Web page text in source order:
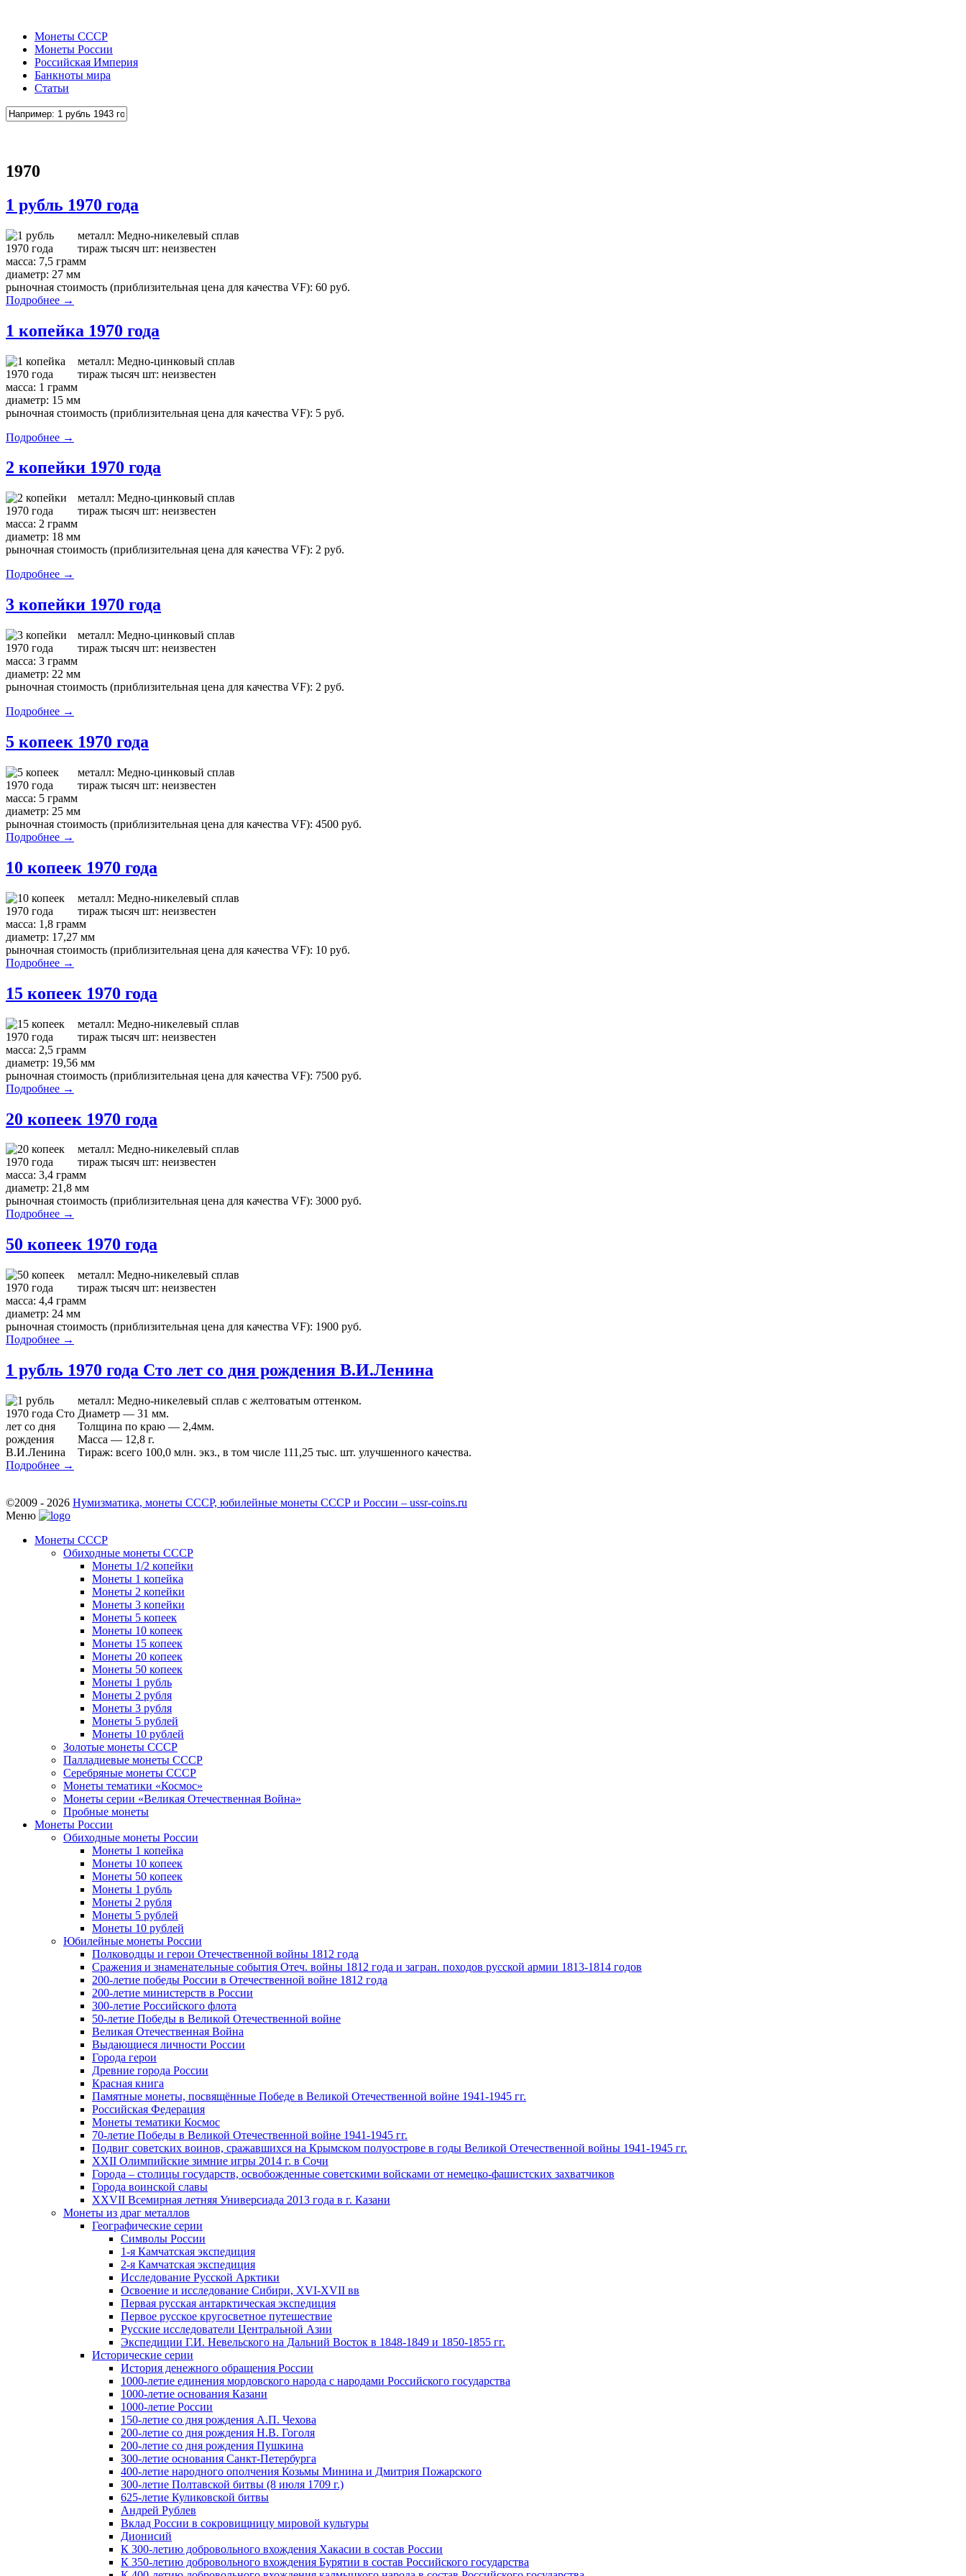
Монеты СССР
Монеты России
Российская Империя
Банкноты мира
Статьи
1970
1 рубль 1970 года
металл: Медно-никелевый сплав
тираж тысяч шт: неизвестен
масса: 7,5 грамм
диаметр: 27 мм
рыночная стоимость (приблизительная цена для качества VF): 60 руб.
Подробнее →
1 копейка 1970 года
металл: Медно-цинковый сплав
тираж тысяч шт: неизвестен
масса: 1 грамм
диаметр: 15 мм
рыночная стоимость (приблизительная цена для качества VF): 5 руб.
Подробнее →
2 копейки 1970 года
металл: Медно-цинковый сплав
тираж тысяч шт: неизвестен
масса: 2 грамм
диаметр: 18 мм
рыночная стоимость (приблизительная цена для качества VF): 2 руб.
Подробнее →
3 копейки 1970 года
металл: Медно-цинковый сплав
тираж тысяч шт: неизвестен
масса: 3 грамм
диаметр: 22 мм
рыночная стоимость (приблизительная цена для качества VF): 2 руб.
Подробнее →
5 копеек 1970 года
металл: Медно-цинковый сплав
тираж тысяч шт: неизвестен
масса: 5 грамм
диаметр: 25 мм
рыночная стоимость (приблизительная цена для качества VF): 4500 руб.
Подробнее →
10 копеек 1970 года
металл: Медно-никелевый сплав
тираж тысяч шт: неизвестен
масса: 1,8 грамм
диаметр: 17,27 мм
рыночная стоимость (приблизительная цена для качества VF): 10 руб.
Подробнее →
15 копеек 1970 года
металл: Медно-никелевый сплав
тираж тысяч шт: неизвестен
масса: 2,5 грамм
диаметр: 19,56 мм
рыночная стоимость (приблизительная цена для качества VF): 7500 руб.
Подробнее →
20 копеек 1970 года
металл: Медно-никелевый сплав
тираж тысяч шт: неизвестен
масса: 3,4 грамм
диаметр: 21,8 мм
рыночная стоимость (приблизительная цена для качества VF): 3000 руб.
Подробнее →
50 копеек 1970 года
металл: Медно-никелевый сплав
тираж тысяч шт: неизвестен
масса: 4,4 грамм
диаметр: 24 мм
рыночная стоимость (приблизительная цена для качества VF): 1900 руб.
Подробнее →
1 рубль 1970 года Сто лет со дня рождения В.И.Ленина
металл: Медно-никелевый сплав с желтоватым оттенком.
Диаметр — 31 мм.
Толщина по краю — 2,4мм.
Масса — 12,8 г.
Тираж: всего 100,0 млн. экз., в том числе 111,25 тыс. шт. улучшенного качества.
Подробнее →
©2009 - 2026 Нумизматика, монеты СССР, юбилейные монеты СССР и России – ussr-coins.ru
Меню
Монеты СССР
Обиходные монеты СССР
Монеты 1/2 копейки
Монеты 1 копейка
Монеты 2 копейки
Монеты 3 копейки
Монеты 5 копеек
Монеты 10 копеек
Монеты 15 копеек
Монеты 20 копеек
Монеты 50 копеек
Монеты 1 рубль
Монеты 2 рубля
Монеты 3 рубля
Монеты 5 рублей
Монеты 10 рублей
Золотые монеты СССР
Палладиевые монеты СССР
Серебряные монеты CCCР
Монеты тематики «Космос»
Монеты серии «Великая Отечественная Война»
Пробные монеты
Монеты России
Обиходные монеты России
Монеты 1 копейка
Монеты 10 копеек
Монеты 50 копеек
Монеты 1 рубль
Монеты 2 рубля
Монеты 5 рублей
Монеты 10 рублей
Юбилейные монеты России
Полководцы и герои Отечественной войны 1812 года
Сражения и знаменательные события Отеч. войны 1812 года и загран. походов русской армии 1813-1814 годов
200-летие победы России в Отечественной войне 1812 года
200-летие министерств в России
300-летие Российского флота
50-летие Победы в Великой Отечественной войне
Великая Отечественная Война
Выдающиеся личности России
Города герои
Древние города России
Красная книга
Памятные монеты, посвящённые Победе в Великой Отечественной войне 1941-1945 гг.
Российская Федерация
Монеты тематики Космос
70-летие Победы в Великой Отечественной войне 1941-1945 гг.
Подвиг советских воинов, сражавшихся на Крымском полуострове в годы Великой Отечественной войны 1941-1945 гг.
XXII Олимпийские зимние игры 2014 г. в Сочи
Города – столицы государств, освобожденные советскими войсками от немецко-фашистских захватчиков
Города воинской славы
XXVII Всемирная летняя Универсиада 2013 года в г. Казани
Монеты из драг металлов
Географические серии
Символы России
1-я Камчатская экспедиция
2-я Камчатская экспедиция
Исследование Русской Арктики
Освоение и исследование Сибири, XVI-XVII вв
Первая русская антарктическая экспедиция
Первое русское кругосветное путешествие
Русские исследователи Центральной Азии
Экспедиции Г.И. Невельского на Дальний Восток в 1848-1849 и 1850-1855 гг.
Исторические серии
История денежного обращения России
1000-летие единения мордовского народа с народами Российского государства
1000-летие основания Казани
1000-летие России
150-летие со дня рождения А.П. Чехова
200-летие со дня рождения Н.В. Гоголя
200-летие со дня рождения Пушкина
300-летие основания Санкт-Петербурга
400-летие народного ополчения Козьмы Минина и Дмитрия Пожарского
300-летие Полтавской битвы (8 июля 1709 г.)
625-летие Куликовской битвы
Андрей Рублев
Вклад России в сокровищницу мировой культуры
Дионисий
К 300-летию добровольного вхождения Хакасии в состав России
К 350-летию добровольного вхождения Бурятии в состав Российского государства